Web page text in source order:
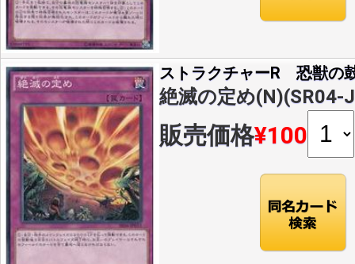
ストラクチャーR 恐獣の
絶滅の定め(N)(SR04-
販売価格¥100